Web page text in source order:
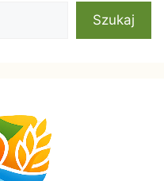
Szukaj